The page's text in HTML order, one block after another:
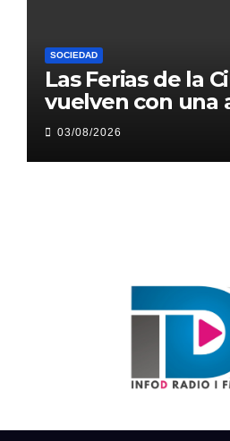
SOCIEDAD
Las Ferias de la
vuelven con una
agenda en plazas
03/08/2026